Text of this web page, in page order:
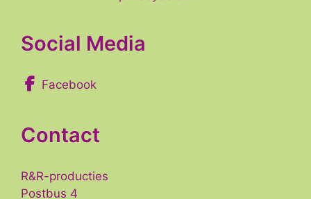
Social Media
Facebook
Contact
R&R-producties
Postbus 4